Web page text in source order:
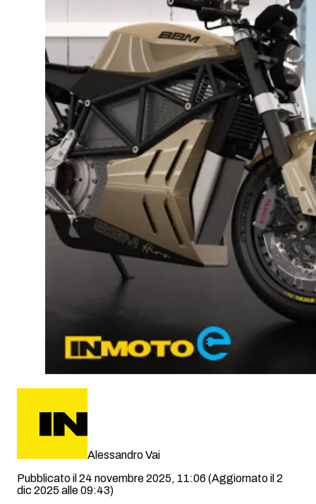
Alessandro Vai
Pubblicato il 24 novembre 2025, 11:06 (Aggiornato il 2
dic 2025 alle 09:43)